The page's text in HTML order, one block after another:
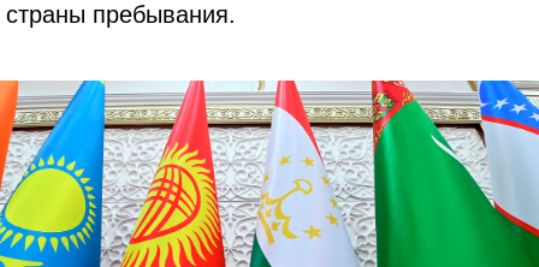
страны пребывания.